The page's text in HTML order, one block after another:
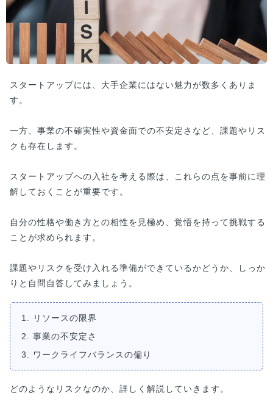
スタートアップには、大手企業にはない魅力が数多くありま
す。
一方、事業の不確実性や資金面での不安定さなど、課題やリス
クも存在します。
スタートアップへの入社を考える際は、これらの点を事前に理
解しておくことが重要です。
自分の性格や働き方との相性を見極め、覚悟を持って挑戦する
ことが求められます。
課題やリスクを受け入れる準備ができているかどうか、しっか
りと自問自答してみましょう。
1. リソースの限界
2. 事業の不安定さ
3. ワークライフバランスの偏り
どのようなリスクなのか、詳しく解説していきます。